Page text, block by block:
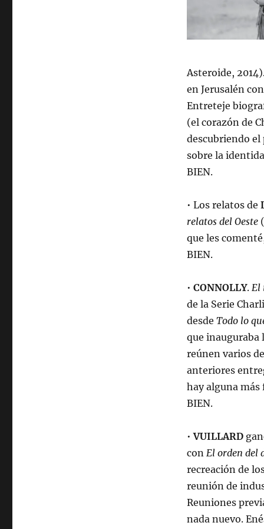
Asteroide,
en Jerusalén
Entreteje
(el corazón de
descubriendo
sobre la
BIEN.
• Los relatos de
relatos del Oeste
que les
BIEN.
• CONNOLLY. El
de la Serie
desde Todo lo
que inauguraba
reúnen varios
anteriores
hay alguna
BIEN.
•VUILLARD
con El orden del
recreación de
reunión de
Reuniones
nada nuevo.